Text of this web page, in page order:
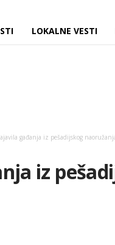
LOKALNE VESTI
gađanja iz pešadijskog
iz